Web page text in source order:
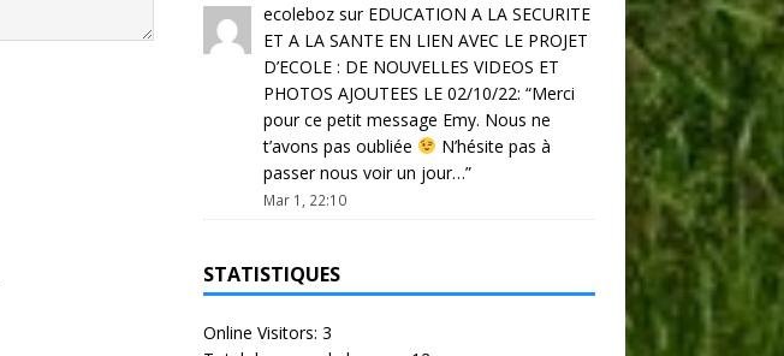
ecolebozsur EDUCATION A LA SECURITE
ET A LA SANTE EN LIEN AVEC LE PROJET
D’ECOLE : DE NOUVELLES VIDEOS ET
PHOTOS AJOUTEES LE 02/10/22: “Merci
pour ce petit message Emy. Nous ne
t’avons pas oubliée
N’hésite pas à
passer nous voir un jour…”
Mar 1, 22:10
STATISTIQUES
Online Visitors: 3